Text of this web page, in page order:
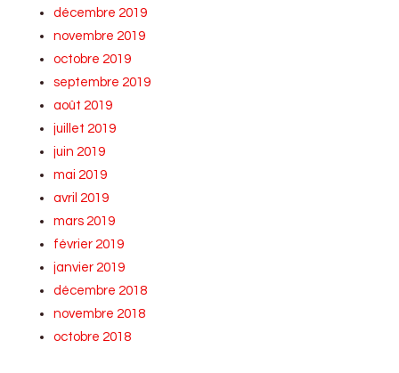
décembre 2019
novembre 2019
octobre 2019
septembre 2019
août 2019
juillet 2019
juin 2019
mai 2019
avril 2019
mars 2019
février 2019
janvier 2019
décembre 2018
novembre 2018
octobre 2018